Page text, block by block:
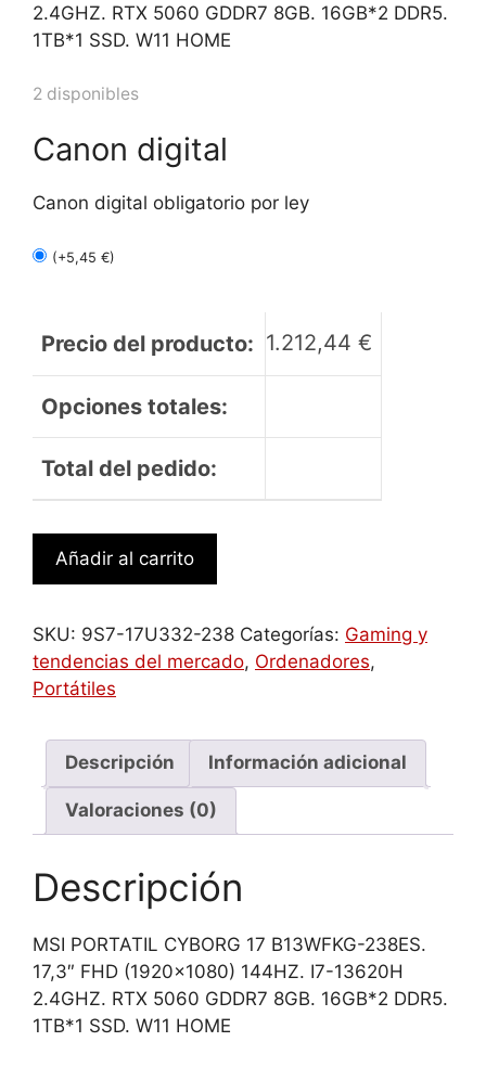
2.4GHZ. RTX 5060 GDDR7 8GB. 16GB*2 DDR5.
1TB*1 SSD. W11 HOME
2 disponibles
Canon digital
Canon digital obligatorio por ley
(+5,45 €)
Precio del producto: 1.212,44 €
Opciones totales:
Total del pedido:
PORTATIL
17
B13WFKG-
238ES.
FHD
(1920x1080)
144HZ.
2.4GHZ.
RTX
GDDR7
8GB.
16GB*2
DDR5.
Añadir al carrito
SKU: 9S7-17U332-238 Categorías: Gaming y
tendencias del mercado, Ordenadores,
Portátiles
Descripción Información adicional
Valoraciones (0)
Descripción
MSI PORTATIL CYBORG 17 B13WFKG-238ES.
17,3″ FHD (1920×1080) 144HZ. I7-13620H
2.4GHZ. RTX 5060 GDDR7 8GB. 16GB*2 DDR5.
1TB*1 SSD. W11 HOME